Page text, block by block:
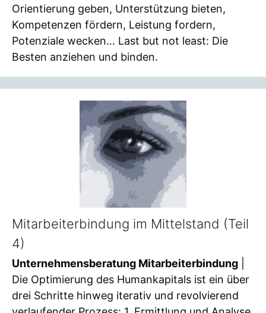
Orientierung geben, Unterstützung bieten,
Kompetenzen fördern, Leistung fordern,
Potenziale wecken… Last but not least: Die
Besten anziehen und binden.
Mitarbeiterbindung im Mittelstand (Teil
4)
Unternehmensberatung Mitarbeiterbindung
Die Optimierung des Humankapitals ist ein über
drei Schritte hinweg iterativ und revolvierend